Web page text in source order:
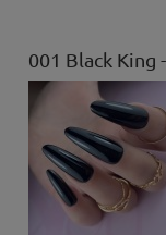
001 Black